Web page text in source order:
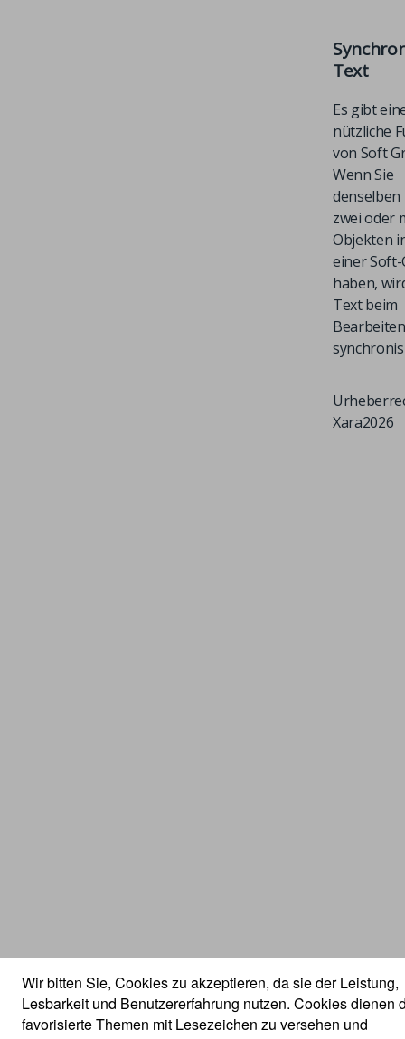
Wir bitten Sie, Cookies zu akzeptieren, da sie der Leistung,
Lesbarkeit und Benutzererfahrung nutzen. Cookies dienen
favorisierte Themen mit Lesezeichen zu versehen und
Text
Es gibt
nützliche
von Soft
Wenn Sie
zwei oder
Objekten
einer
haben,
Text beim
Bearbeiten
Xara2026